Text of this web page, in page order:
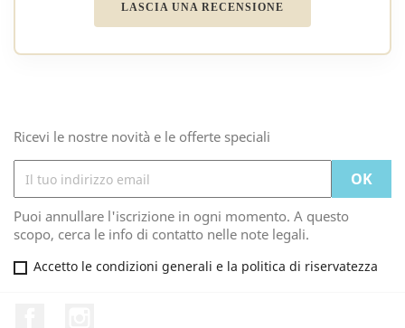
LASCIA UNA RECENSIONE
Ricevi le nostre novità e le offerte speciali
Puoi annullare l'iscrizione in ogni momento. A questo
scopo, cerca le info di contatto nelle note legali.
Accetto le condizioni generali e la politica di riservatezza